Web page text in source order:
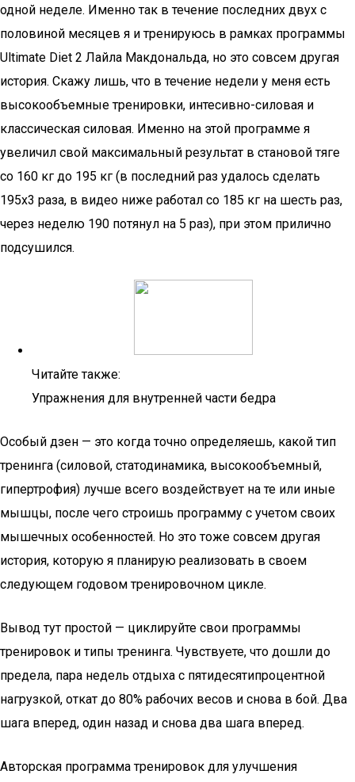
одной неделе. Именно так в течение последних двух с
половиной месяцев я и тренируюсь в рамках программы
Ultimate Diet 2 Лайла Макдональда, но это совсем другая
история. Скажу лишь, что в течение недели у меня есть
высокообъемные тренировки, интесивно-силовая и
классическая силовая. Именно на этой программе я
увеличил свой максимальный результат в становой тяге
со 160 кг до 195 кг (в последний раз удалось сделать
195х3 раза, в видео ниже работал со 185 кг на шесть раз,
через неделю 190 потянул на 5 раз), при этом прилично
подсушился.
Читайте также:
Упражнения для внутренней части бедра
Особый дзен — это когда точно определяешь, какой тип
тренинга (силовой, статодинамика, высокообъемный,
гипертрофия) лучше всего воздействует на те или иные
мышцы, после чего строишь программу с учетом своих
мышечных особенностей. Но это тоже совсем другая
история, которую я планирую реализовать в своем
следующем годовом тренировочном цикле.
Вывод тут простой — циклируйте свои программы
тренировок и типы тренинга. Чувствуете, что дошли до
предела, пара недель отдыха с пятидесятипроцентной
нагрузкой, откат до 80% рабочих весов и снова в бой. Два
шага вперед, один назад и снова два шага вперед.
Авторская программа тренировок для улучшения